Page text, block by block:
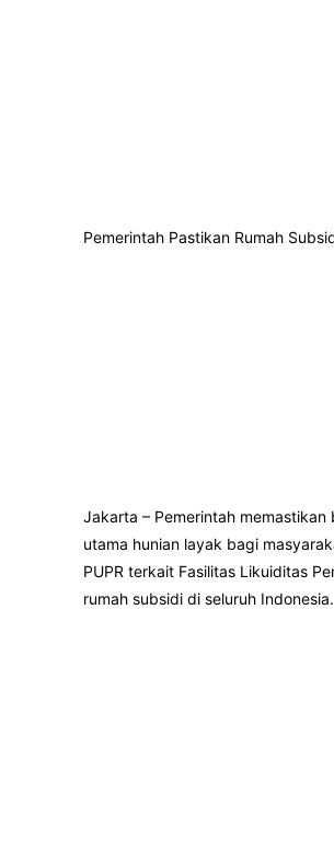
Pemerintah Pastikan Rumah
Jakarta – Pemerintah
utama hunian layak bagi
PUPR terkait Fasilitas Likuiditas
rumah subsidi di seluruh Indonesia.